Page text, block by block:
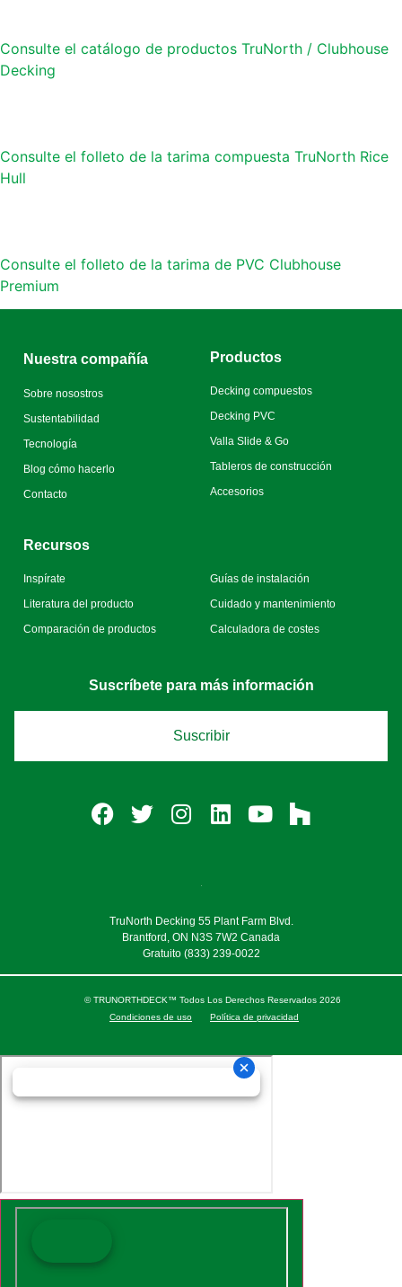
Consulte el catálogo de productos TruNorth / Clubhouse
Decking
Consulte el folleto de la tarima compuesta TruNorth Rice
Hull
Consulte el folleto de la tarima de PVC Clubhouse
Premium
Nuestra compañía
Sobre nosostros
Sustentabilidad
Tecnología
Blog cómo hacerlo
Contacto
Productos
Decking compuestos
Decking PVC
Valla Slide & Go
Tableros de construcción
Accesorios
Recursos
Inspírate
Literatura del producto
Comparación de productos
Guías de instalación
Cuidado y mantenimiento
Calculadora de costes
Suscríbete para más información
Suscribir
TruNorth Decking 55 Plant Farm Blvd.
Brantford, ON N3S 7W2 Canada
Gratuito(833) 239-0022
© TRUNORTHDECK™ Todos Los Derechos Reservados 2026
Condiciones de uso
Política de privacidad